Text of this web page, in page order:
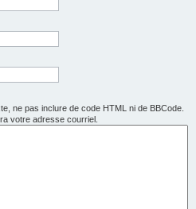
ne pas inclure de code HTML ni de BBCode.
votre adresse courriel.